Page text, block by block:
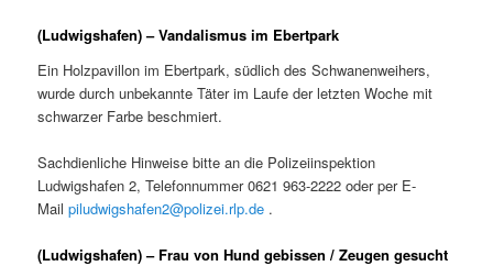
(Ludwigshafen) – Vandalismus im Ebertpark
Ein Holzpavillon im Ebertpark, südlich des Schwanenweihers,
wurde durch unbekannte Täter im Laufe der letzten Woche mit
schwarzer Farbe beschmiert.
Sachdienliche Hinweise bitte an die Polizeiinspektion
Ludwigshafen 2, Telefonnummer 0621 963-2222 oder per E-
Mailpiludwigshafen2@polizei.rlp.de .
(Ludwigshafen) – Frau von Hund gebissen / Zeugen gesucht